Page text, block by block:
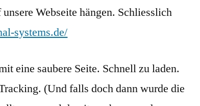
Webseite hängen. Schliesslich
systems.de/
eine saubere Seite. Schnell zu laden.
(Und falls doch dann wurde die